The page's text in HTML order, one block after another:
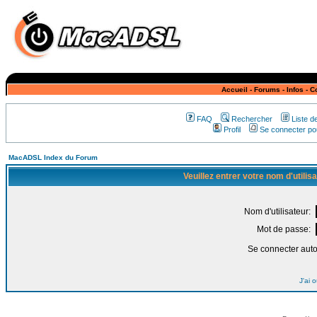
Accueil - Forums - Infos -
FAQ Rechercher
Liste
Profil
Se connecter
MacADSL Index du Forum
Veuillez entrer votre nom
Nom d'utilisateur:
Mot de passe:
Se connecter
J'ai